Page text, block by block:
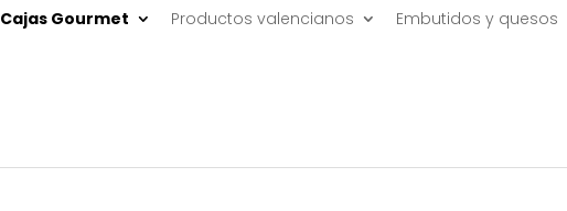
Cajas Gourmet Productos valencianos Embutidos y quesos